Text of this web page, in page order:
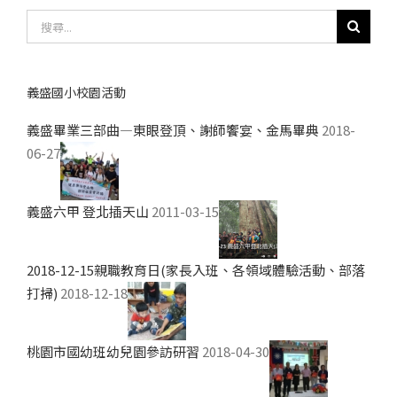
尋
果：
義盛國小校園活動
義盛畢業三部曲—東眼登頂、謝師饗宴、金馬畢典 2018-
06-27
義盛六甲 登北插天山 2011-03-15
2018-12-15親職教育日(家長入班、各領域體驗活動、部落
打掃) 2018-12-18
桃園市國幼班幼兒園參訪研習 2018-04-30